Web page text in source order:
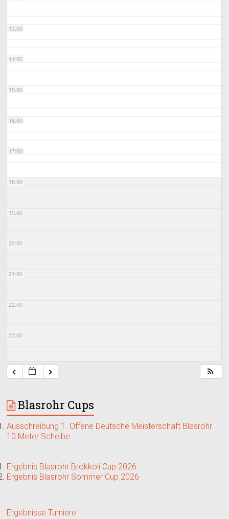
13:00
14:00
15:00
16:00
17:00
18:00
19:00
20:00
21:00
22:00
23:00
Blasrohr Cups
Ausschreibung 1. Offene Deutsche Meisterschaft Blasrohr
10 Meter Scheibe
Ergebnis Blasrohr Brokkoli Cup 2026
Ergebnis Blasrohr Sommer Cup 2026
Ergebnisse Turniere